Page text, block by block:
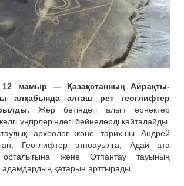
мамыр — Қазақстанның Айрақты-
алқабында алғаш рет геоглифтер
Жер бетіндегі алып өрнектер
үңгірлеріндегі бейнелерді қайталайды.
археолог және тарихшы Андрей
Геоглифтер этноауылға, Адай ата
орталығына және Отпантау тауының
қатарын арттырады.